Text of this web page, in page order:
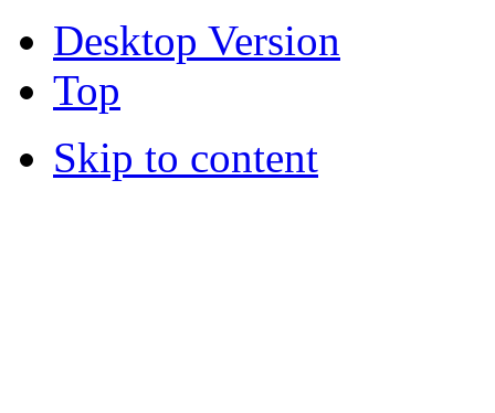
Desktop Version
Top
Skip to content